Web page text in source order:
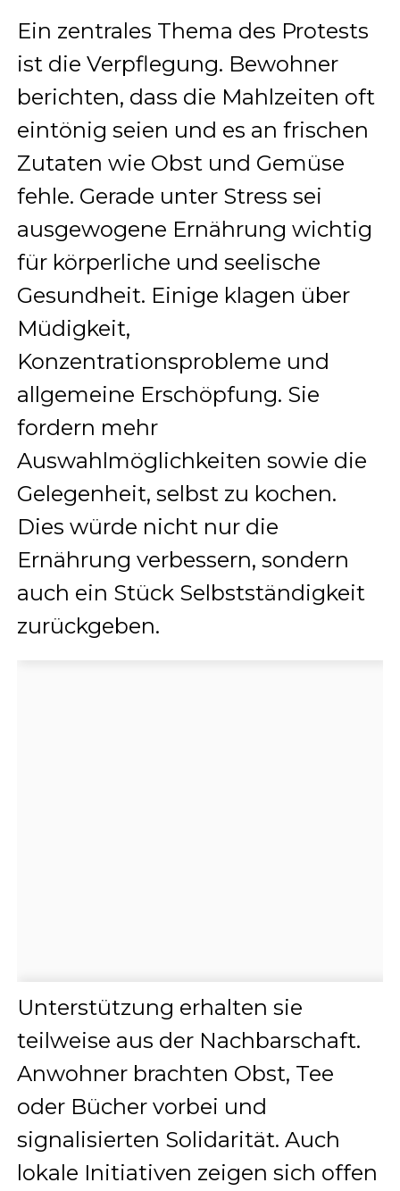
Ein zentrales Thema des Protests
ist die Verpflegung. Bewohner
berichten, dass die Mahlzeiten oft
eintönig seien und es an frischen
Zutaten wie Obst und Gemüse
fehle. Gerade unter Stress sei
ausgewogene Ernährung wichtig
für körperliche und seelische
Gesundheit. Einige klagen über
Müdigkeit,
Konzentrationsprobleme und
allgemeine Erschöpfung. Sie
fordern mehr
Auswahlmöglichkeiten sowie die
Gelegenheit, selbst zu kochen.
Dies würde nicht nur die
Ernährung verbessern, sondern
auch ein Stück Selbstständigkeit
zurückgeben.
Unterstützung erhalten sie
teilweise aus der Nachbarschaft.
Anwohner brachten Obst, Tee
oder Bücher vorbei und
signalisierten Solidarität. Auch
lokale Initiativen zeigen sich offen